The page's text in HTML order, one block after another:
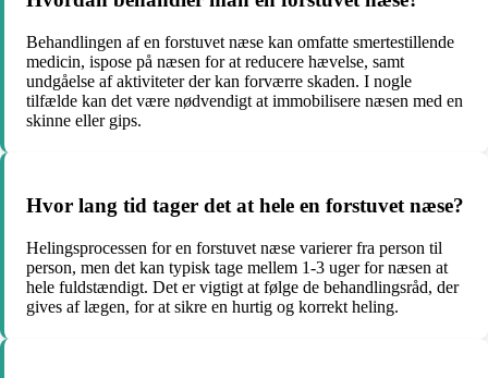
Behandlingen af en forstuvet næse kan omfatte smertestillende
medicin, ispose på næsen for at reducere hævelse, samt
undgåelse af aktiviteter der kan forværre skaden. I nogle
tilfælde kan det være nødvendigt at immobilisere næsen med en
skinne eller gips.
Hvor lang tid tager det at hele en forstuvet næse?
Helingsprocessen for en forstuvet næse varierer fra person til
person, men det kan typisk tage mellem 1-3 uger for næsen at
hele fuldstændigt. Det er vigtigt at følge de behandlingsråd, der
gives af lægen, for at sikre en hurtig og korrekt heling.